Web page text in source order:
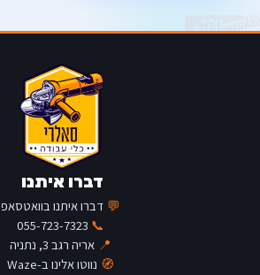
דברו איתנו
💬 דברו איתנו בוואטסאפ
📞
055-723-7323
📍 אריה רגב 3, נתניה
🧭 נווטו אלינו ב-Waze